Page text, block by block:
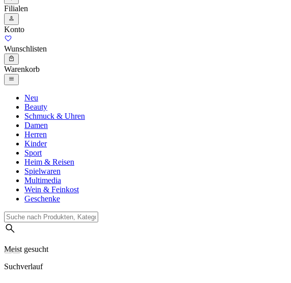
Filialen
Konto
Wunschlisten
Warenkorb
Neu
Beauty
Schmuck & Uhren
Damen
Herren
Kinder
Sport
Heim & Reisen
Spielwaren
Multimedia
Wein & Feinkost
Geschenke
Meist gesucht
Suchverlauf